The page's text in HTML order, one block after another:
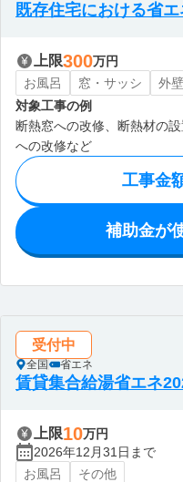
既存住宅における省
上限300万円
お風呂
窓・サッシ
外壁
対象工事の例
断熱窓への改修、断熱材の
への改修など
工事金
補助金が
受付中
全国 省エネ
賃貸集合給湯省エネ
上限10万円
2026年12月31日まで
お風呂
その他